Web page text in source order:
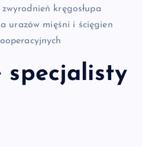
kręgosłupa
urazów mięśni i ścięgien
specjalisty